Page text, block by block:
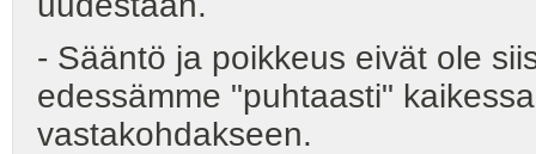
- Sääntö ja poikkeus eivät ole
edessämme "puhtaasti"
vastakohdakseen.